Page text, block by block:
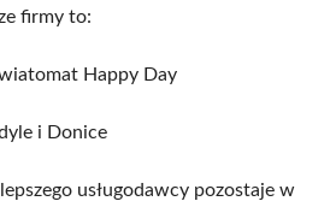
firmy to:
Happy Day
i Donice
usługodawcy pozostaje w